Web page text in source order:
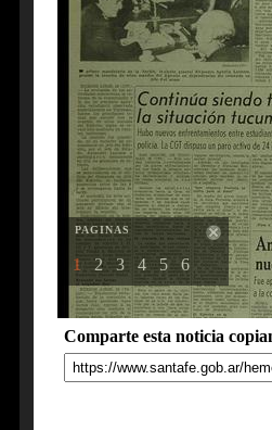
PAGINAS
1 2 3 4 5 6
Comparte esta noticia